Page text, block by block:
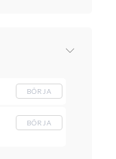
BÖRJA
BÖRJA